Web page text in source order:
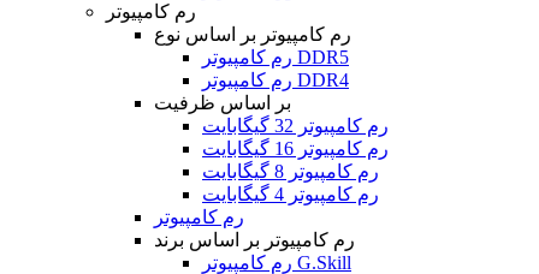
رم کامپیوتر
رم کامپیوتر بر اساس نوع
رم کامپیوتر DDR5
رم کامپیوتر DDR4
بر اساس ظرفیت
رم کامپیوتر 32 گیگابایت
رم کامپیوتر 16 گیگابایت
رم کامپیوتر 8 گیگابایت
رم کامپیوتر 4 گیگابایت
رم کامپیوتر
رم کامپیوتر بر اساس برند
رم کامپیوتر G.Skill